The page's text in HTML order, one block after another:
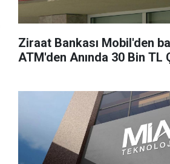
Ziraat Bankası Mobil'den
ATM'den Anında 30 Bin TL